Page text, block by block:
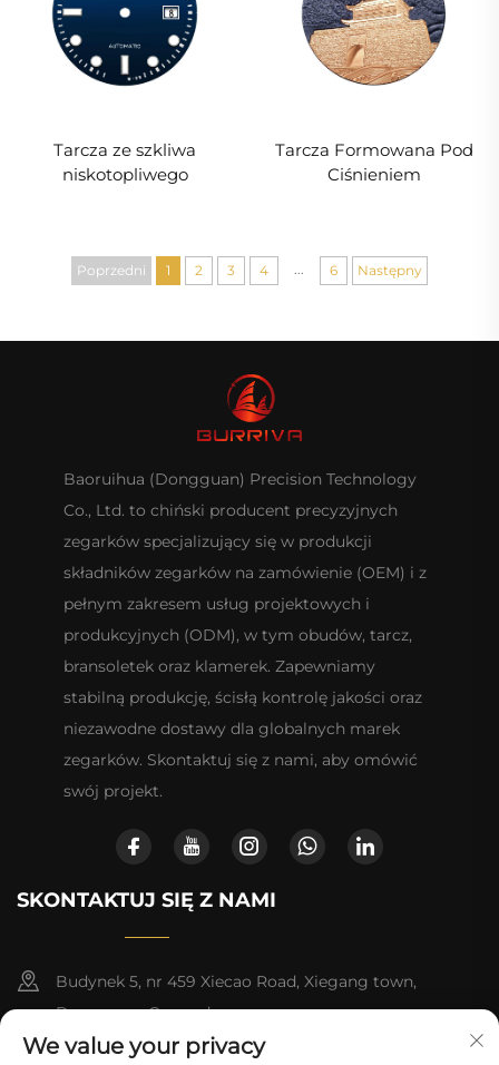
Tarcza ze szkliwa
niskotopliwego
Tarcza Formowana Pod
Ciśnieniem
Poprzedni 1 2 3 4 ... 6 Następny
Baoruihua (Dongguan) Precision Technology
Co., Ltd. to chiński producent precyzyjnych
zegarków specjalizujący się w produkcji
składników zegarków na zamówienie (OEM) i z
pełnym zakresem usług projektowych i
produkcyjnych (ODM), w tym obudów, tarcz,
bransoletek oraz klamerek. Zapewniamy
stabilną produkcję, ścisłą kontrolę jakości oraz
niezawodne dostawy dla globalnych marek
zegarków. Skontaktuj się z nami, aby omówić
swój projekt.
SKONTAKTUJ SIĘ Z NAMI
Budynek 5, nr 459 Xiecao Road, Xiegang town,
Dongguan, Guangdong
We value your privacy